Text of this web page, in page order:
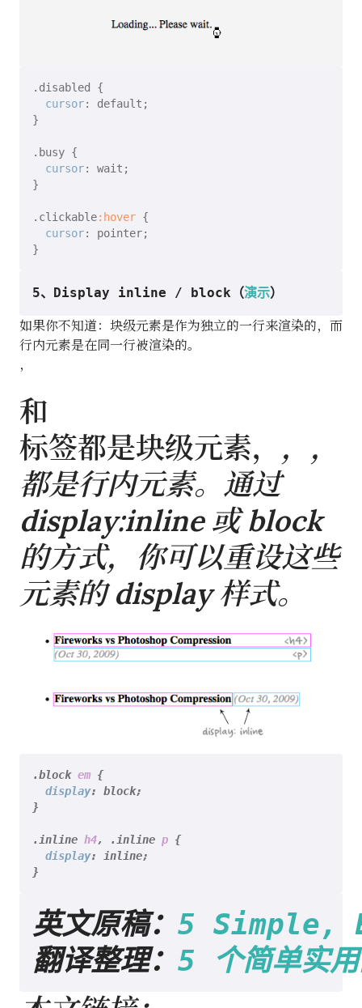
.disabled
{
cursor: default;
}
.busy {
cursor: wait;
}
.clickable:hover {
cursor: pointer;
5、Display inline / block（演示）
如果你不知道：块级元素是作为独立的一行来渲染的，而
行内元素是在同一行被渲染的。
，
和
标签都是块级元素， ， ，
都是行内元素。通过
display:inline 或 block
的方式，你可以重设这些
元素的 display 样式。
.block em {
display: block;
}
.inline h4, .inline p {
display: inline;
英文原稿： 5 Simple,
翻译整理： 5 个简单实